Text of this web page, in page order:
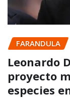
FARANDULA
Leonardo
proyecto
especies